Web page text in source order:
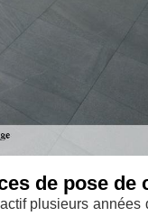
de pose de
plusieurs années